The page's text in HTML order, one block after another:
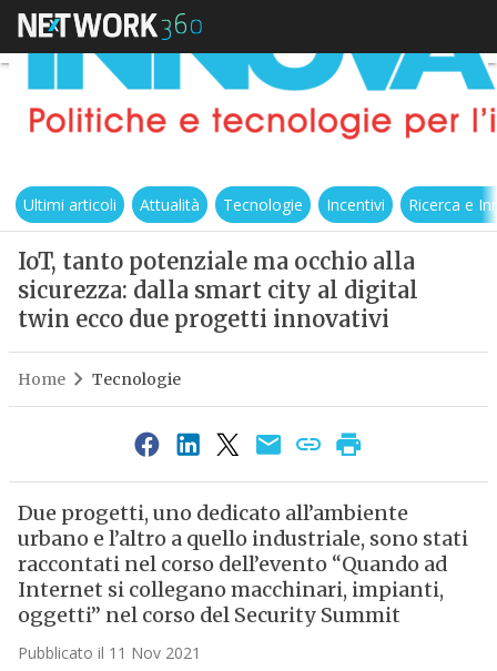
Ultimi articoli Attualità Tecnologie Incentivi Ricerca e
IoT, tanto potenziale ma occhio alla
sicurezza: dalla smart city al digital
twin ecco due progetti innovativi
Home Tecnologie
Due progetti, uno dedicato all’ambiente
urbano e l’altro a quello industriale, sono stati
raccontati nel corso dell’evento “Quando ad
Internet si collegano macchinari, impianti,
oggetti” nel corso del Security Summit
Pubblicato il 11 Nov 2021